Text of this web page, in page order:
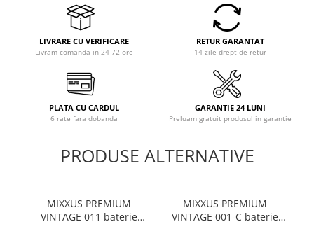
LIVRARE CU VERIFICARE
Livram comanda in 24-72 ore
RETUR GARANTAT
14 zile drept de retur
PLATA CU CARDUL
6 rate fara dobanda
GARANTIE 24 LUNI
Preluam gratuit produsul in garantie
PRODUSE ALTERNATIVE
MIXXUS PREMIUM
VINTAGE 011 baterie
MIXXUS PREMIUM
VINTAGE 001-C baterie